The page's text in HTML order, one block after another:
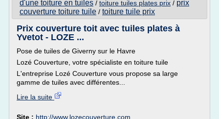
d'une toiture en tuiles / toiture tuiles plates prix / prix
couverture toiture tuile / toiture tuile prix
Prix couverture toit avec tuiles plates à
Yvetot - LOZE ...
Pose de tuiles de Giverny sur le Havre
Lozé Couverture, votre spécialiste en toiture tuile
L'entreprise Lozé Couverture vous propose sa large
gamme de tuiles avec différentes...
Lire la suite
Site : http://www.lozecouverture.com